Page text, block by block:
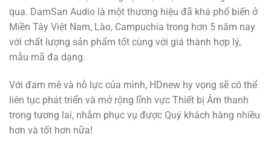
qua. DamSan Audio là một thương hiệu đã khá phổ biến ở
Miền Tây Việt Nam, Lào, Campuchia trong hơn 5 năm nay
với chất lượng sản phẩm tốt cùng với giá thành hợp lý,
mẫu mã đa dạng.
Với đam mê và nỗ lực của mình, HDnew hy vọng sẽ có thể
liên tục phát triển và mở rộng lĩnh vực Thiết bị Âm thanh
trong tương lai, nhằm phục vụ được Quý khách hàng nhiều
hơn và tốt hơn nữa!